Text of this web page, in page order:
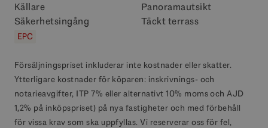
Källare
Panoramautsikt
Säkerhetsingång
Täckt terrass
EPC
Försäljningspriset inkluderar inte kostnader eller skatter.
Ytterligare kostnader för köparen: inskrivnings- och
notarieavgifter, ITP 7% eller alternativt 10% moms och AJD
1,2% på inköpspriset) på nya fastigheter och med förbehåll
för vissa krav som ska uppfyllas. Vi reserverar oss för fel,